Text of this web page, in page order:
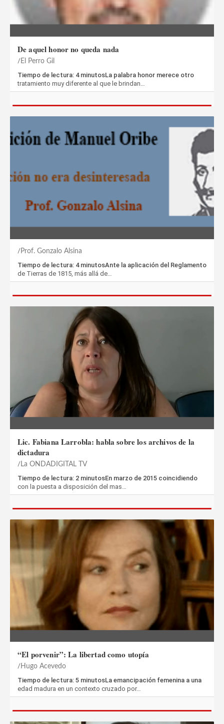
De aquel honor no queda nada
El Perro Gil
Tiempo de lectura: 4 minutosLa palabra honor merece otro
tratamiento muy diferente al que le brindan…
Prof. Gonzalo Alsina
Tiempo de lectura: 4 minutosAnte la aplicación del Reglamento
de Tierras de 1815, más allá de…
Lic. Fabiana Larrobla: habla sobre los archivos de la
dictadura
La ONDADIGITAL TV
Tiempo de lectura: 2 minutosEn marzo de 2015 coincidiendo
con la puesta a disposición del mas…
“El porvenir”: La libertad como utopía
Hugo Acevedo
Tiempo de lectura: 5 minutosLa emancipación femenina a una
edad madura en un contexto cruzado por…